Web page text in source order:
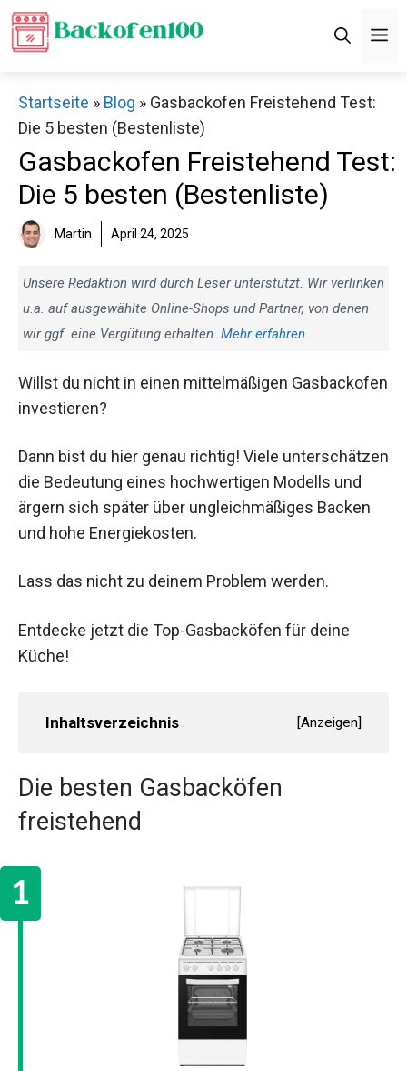
Zum
Inhalt
Startseite » Blog » Gasbackofen Freistehend Test:
Die 5 besten (Bestenliste)
Gasbackofen Freistehend Test:
Die 5 besten (Bestenliste)
Martin April 24, 2025
Unsere Redaktion wird durch Leser unterstützt. Wir verlinken
u.a. auf ausgewählte Online-Shops und Partner, von denen
wir ggf. eine Vergütung erhalten. Mehr erfahren.
Willst du nicht in einen mittelmäßigen Gasbackofen
investieren?
Dann bist du hier genau richtig! Viele unterschätzen
die Bedeutung eines hochwertigen Modells und
ärgern sich später über ungleichmäßiges Backen
und hohe Energiekosten.
Lass das nicht zu deinem Problem werden.
Entdecke jetzt die Top-Gasbacköfen für deine
Küche!
Inhaltsverzeichnis [Anzeigen]
Die besten Gasbacköfen
freistehend